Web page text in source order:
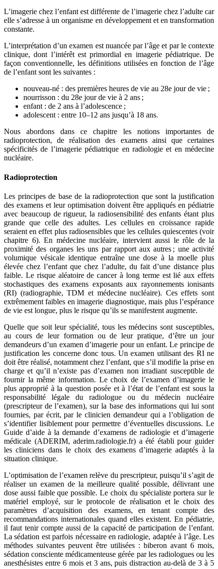
L’imagerie chez l’enfant est différente de l’imagerie chez l’adulte car
elle s’adresse à un organisme en développement et en transformation
constante.
L’interprétation d’un examen est nuancée par l’âge et par le contexte
clinique, dont l’intérêt est primordial en imagerie pédiatrique. De
façon conventionnelle, les définitions utilisées en fonction de l’âge
de l’enfant sont les suivantes :
nouveau-né : des premières heures de vie au 28e jour de vie ;
nourrisson : du 28e jour de vie à 2 ans ;
enfant : de 2 ans à l’adolescence ;
adolescent : entre 10–12 ans jusqu’à 18 ans.
Nous abordons dans ce chapitre les notions importantes de
radioprotection, de réalisation des examens ainsi que certaines
spécificités de l’imagerie pédiatrique en radiologie et en médecine
nucléaire.
Radioprotection
Les principes de base de la radioprotection que sont la justification
des examens et leur optimisation doivent être appliqués en pédiatrie
avec beaucoup de rigueur, la radiosensibilité des enfants étant plus
grande que celle des adultes. Les cellules en croissance rapide
seraient en effet plus radiosensibles que les cellules quiescentes (voir
chapitre 6). En médecine nucléaire, intervient aussi le rôle de la
proximité des organes les uns par rapport aux autres ; une activité
volumique vésicale identique entraîne une dose à la moelle plus
élevée chez l’enfant que chez l’adulte, du fait d’une distance plus
faible. Le risque aléatoire de cancer à long terme est lié aux effets
stochastiques des examens exposants aux rayonnements ionisants
(RI) (radiographie, TDM et médecine nucléaire). Ces effets sont
extrêmement faibles en imagerie diagnostique, mais plus l’espérance
de vie est longue, plus le risque qu’ils se manifestent augmente.
Quelle que soit leur spécialité, tous les médecins sont susceptibles,
au cours de leur formation ou de leur pratique, d’être un jour
demandeurs d’un examen d’imagerie pour un enfant. Le principe de
justification les concerne donc tous. Un examen utilisant des RI ne
doit être réalisé, notamment chez l’enfant, que s’il modifie la prise en
charge et qu’il n’existe pas d’examen non irradiant susceptible de
fournir la même information. Le choix de l’examen d’imagerie le
plus approprié à la question posée et à l’état de l’enfant est sous la
responsabilité légale du radiologue ou du médecin nucléaire
(prescripteur de l’examen), sur la base des informations qui lui sont
fournies, par écrit, par le clinicien demandeur qui a l’obligation de
s’identifier lisiblement pour permettre d’éventuelles discussions. Le
Guide d’aide à la demande d’examens de radiologie et d’imagerie
médicale (ADERIM, aderim.radiologie.fr) a été établi pour guider
les cliniciens dans le choix des examens d’imagerie adaptés à la
situation clinique.
L’optimisation de l’examen relève du prescripteur, puisqu’il s’agit de
réaliser un examen de la meilleure qualité possible, délivrant une
dose aussi faible que possible. Le choix du spécialiste portera sur le
matériel employé, sur le protocole de réalisation et le choix des
paramètres d’acquisition des examens, en tenant compte des
recommandations internationales quand elles existent. En pédiatrie,
il faut tenir compte aussi de la capacité de participation de l’enfant.
La sédation est parfois nécessaire en radiologie, adaptée à l’âge. Les
méthodes suivantes peuvent être utilisées : biberon avant 6 mois,
sédation consciente médicamenteuse gérée par les radiologues ou les
anesthésistes entre 6 mois et 3 ans, puis distraction au-delà de 3 à 5